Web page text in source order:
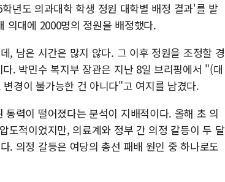
년도 의과대학 학생 정원 대학별 배정 결과'를 발
대에 2000명의 정원을 배정했다.
, 남은 시간은 많지 않다. 그 이후 정원을 조정할 경
. 박민수 복지부 장관은 지난 8일 브리핑에서 "(대
경이 불가능한 건 아니다"고 여지를 남겼다.
력이 떨어졌다는 분석이 지배적이다. 올해 초 의
도적이었지만, 의료계와 정부 간 의정 갈등이 두 달
. 의정 갈등은 여당의 총선 패배 원인 중 하나로도